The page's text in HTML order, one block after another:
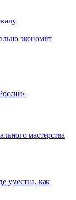
экономит
мастерства
уместна, как